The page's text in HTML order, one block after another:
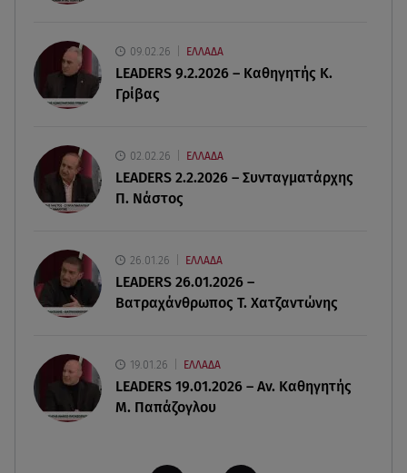
09.08.26 , 10:43
Αλέξης Γεωργούλης: Η ανάρτηση από την
09.08.26 , 10:33
ΕΦΕΤ: Ανακαλείται πασίγνωστη μαρμελάδα
φράουλα
Κορυφώνεται η έξοδος του Αυγούστου -
«Καρφίτσα δεν πέφτει» στα λιμάνια
09.02.26 ΕΛΛΑΔΑ
LEADERS 9.2.2026 – Καθηγητής Κ.
Γρίβας
02.02.26 ΕΛΛΑΔΑ
LEADERS 2.2.2026 – Συνταγματάρχης
Π. Νάστος
26.01.26 ΕΛΛΑΔΑ
LEADERS 26.01.2026 –
Βατραχάνθρωπος Τ. Χατζαντώνης
19.01.26 ΕΛΛΑΔΑ
LEADERS 19.01.2026 – Αν. Καθηγητής
Μ. Παπάζογλου